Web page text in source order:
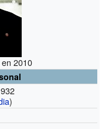
2010
)